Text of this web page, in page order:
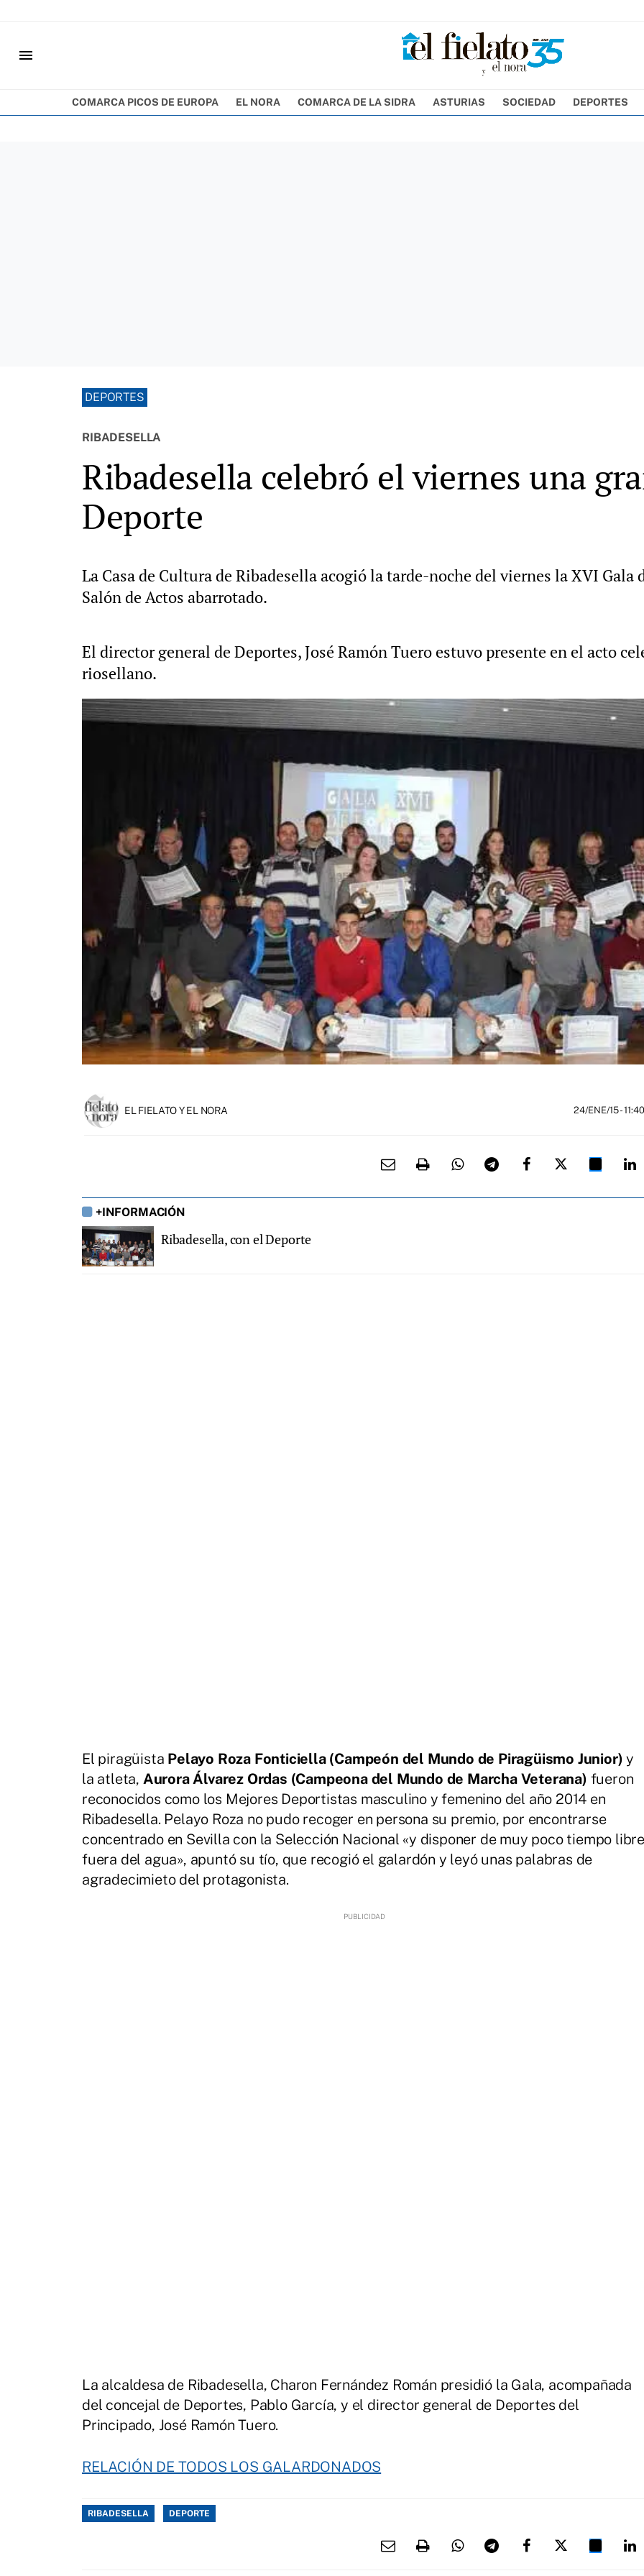
menu
COMARCA PICOS DE EUROPA EL NORA COMARCA DE LA SIDRA ASTURIAS SOCIEDAD DEPORTES
DEPORTES
RIBADESELLA
Ribadesella celebró el viernes una
Deporte
La Casa de Cultura de Ribadesella acogió la tarde-noche del viernes la XVI Gala
Salón de Actos abarrotado.
El director general de Deportes, José Ramón Tuero estuvo presente en el acto
riosellano.
EL FIELATO Y EL NORA 24/ENE/15- 11:40
+INFORMACIÓN
Ribadesella, con el Deporte
El piragüista Pelayo Roza Fonticiella (Campeón del Mundo de Piragüismo Junior) y
la atleta, Aurora Álvarez Ordas (Campeona del Mundo de Marcha Veterana) fueron
reconocidos como los Mejores Deportistas masculino y femenino del año 2014 en
Ribadesella. Pelayo Roza no pudo recoger en persona su premio, por encontrarse
concentrado en Sevilla con la Selección Nacional «y disponer de muy poco tiempo libre
fuera del agua», apuntó su tío, que recogió el galardón y leyó unas palabras de
agradecimieto del protagonista.
La alcaldesa de Ribadesella, Charon Fernández Román presidió la Gala, acompañada
del concejal de Deportes, Pablo García, y el director general de Deportes del
Principado, José Ramón Tuero.
RELACIÓN DE TODOS LOS GALARDONADOS
RIBADESELLA DEPORTE